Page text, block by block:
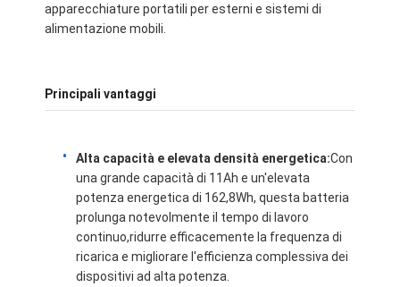
apparecchiature portatili per esterni e sistemi di
alimentazione mobili.
Principali vantaggi
Alta capacità e elevata densità energetica:Con
una grande capacità di 11Ah e un'elevata
potenza energetica di 162,8Wh, questa batteria
prolunga notevolmente il tempo di lavoro
continuo,ridurre efficacemente la frequenza di
ricarica e migliorare l'efficienza complessiva dei
dispositivi ad alta potenza.